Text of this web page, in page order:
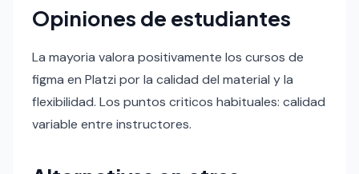
Opiniones de estudiantes
La mayoria valora positivamente los cursos de
figma en Platzi por la calidad del material y la
flexibilidad. Los puntos criticos habituales: calidad
variable entre instructores.